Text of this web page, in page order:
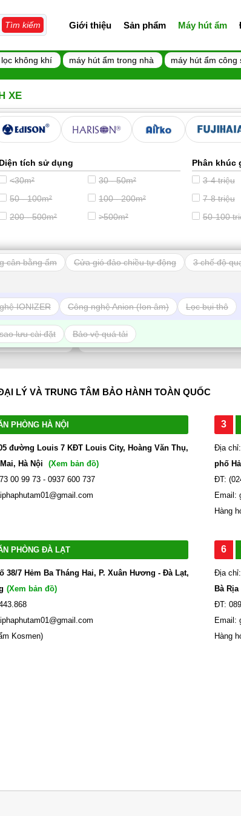
Tìm kiếm Giới thiệu Sản phẩm Máy hút ẩm
không khí máy hút ẩm trong nhà máy hút ẩm công
XE
Diện tích sử dụng
<30m²
30 - 50m²
50 - 100m²
100 - 200m²
200 - 500m²
>500m²
Phân khúc
3-4 triệu
7-8 triệu
50-100
cân bằng ẩm Cửa gió đảo chiều tự động
3 chế độ
IONIZER Công nghệ Anion (Ion âm) Lọc bụi thô
lưu cài đặt Bảo vệ quá tảiTrả tiền mặt, Chuyển khoản
LÝ VÀ TRUNG TÂM BẢO HÀNH TOÀN QUỐC
PHÒNG HÀ NỘI
đường Louis 7 KĐT Louis City, Hoàng Văn Thụ,
Hà Nội
(Xem bản đồ)
00 99 73 - 0937 600 737
3
Địa chỉ:
phố
ĐT:
Email:
Hàng
PHÒNG ĐÀ LẠT
38/7 Hẻm Ba Tháng Hai, P. Xuân Hương - Đà Lạt,
(Xem bản đồ)
Kosmen)
6
Địa chỉ:
Bà
ĐT:
Email:
Hàng